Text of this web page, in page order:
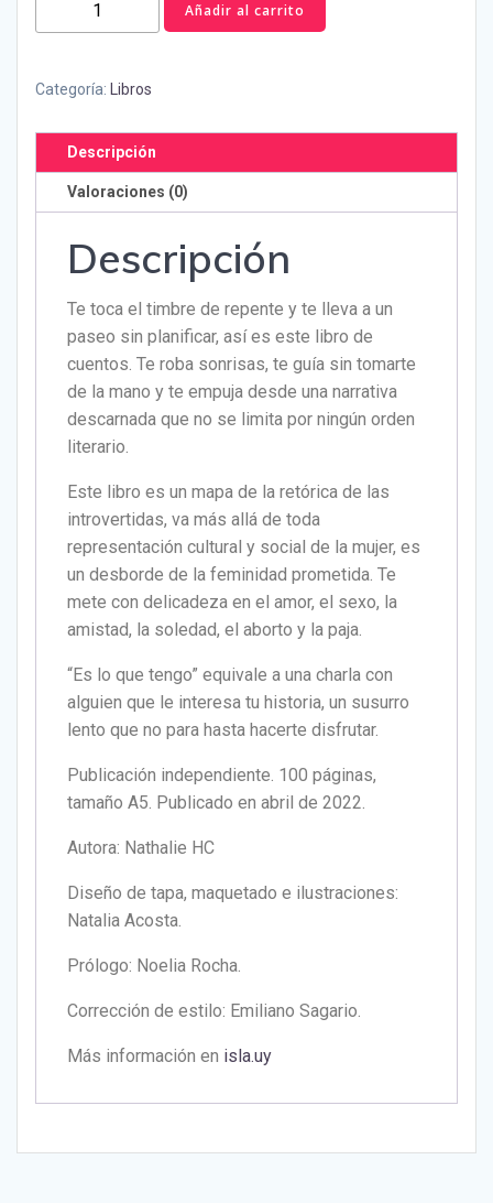
lo
tengo
Nathalie
HC
cantidad
Añadir al carrito
Categoría: Libros
Descripción
Valoraciones (0)
Descripción
Te toca el timbre de repente y te lleva a un
paseo sin planificar, así es este libro de
cuentos. Te roba sonrisas, te guía sin tomarte
de la mano y te empuja desde una narrativa
descarnada que no se limita por ningún orden
literario.
Este libro es un mapa de la retórica de las
introvertidas, va más allá de toda
representación cultural y social de la mujer, es
un desborde de la feminidad prometida. Te
mete con delicadeza en el amor, el sexo, la
amistad, la soledad, el aborto y la paja.
“Es lo que tengo” equivale a una charla con
alguien que le interesa tu historia, un susurro
lento que no para hasta hacerte disfrutar.
Publicación independiente. 100 páginas,
tamaño A5. Publicado en abril de 2022.
Autora: Nathalie HC
Diseño de tapa, maquetado e ilustraciones:
Natalia Acosta.
Prólogo: Noelia Rocha.
Corrección de estilo: Emiliano Sagario.
Más información en isla.uy